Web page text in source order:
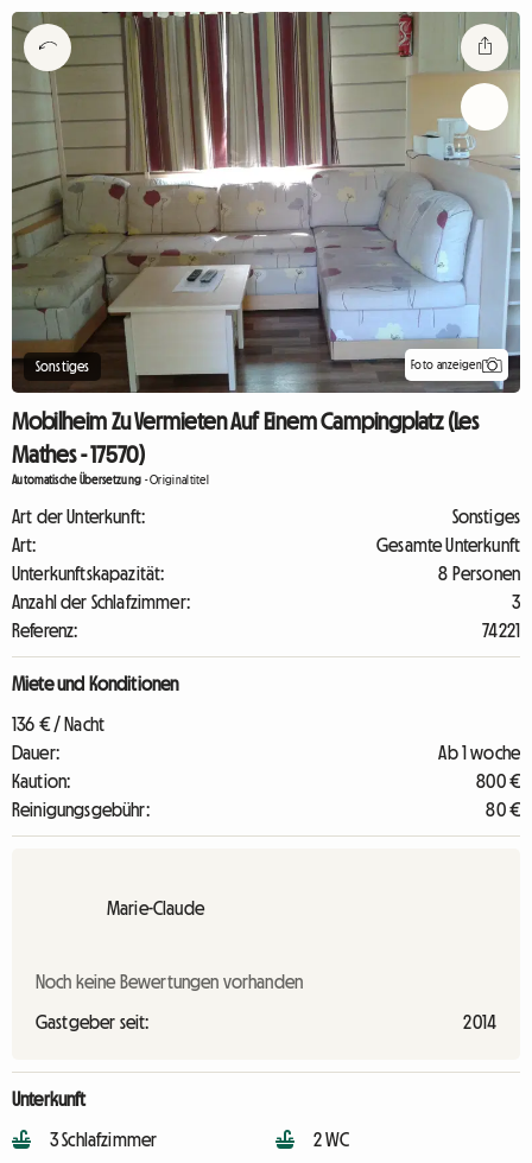
Sonstiges Foto anzeigen
Mobilheim Zu Vermieten Auf Einem Campingplatz (Les
Mathes - 17570)
Automatische Übersetzung -Originaltitel
Art der Unterkunft:
Sonstiges
Art:
Gesamte Unterkunft
Unterkunftskapazität:
8 Personen
Anzahl der Schlafzimmer:
3
Referenz:
74221
Miete und Konditionen
136 € / Nacht
Dauer:
Ab 1 woche
Kaution:
800 €
Reinigungsgebühr:
80 €
Marie-Claude
Noch keine Bewertungen vorhanden
Gastgeber seit: 2014
Unterkunft
3 Schlafzimmer
2 WC